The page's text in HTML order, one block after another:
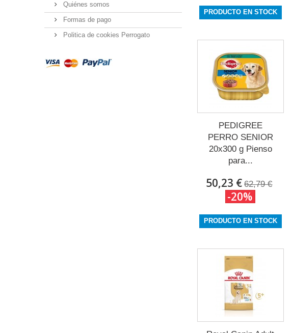
Quiénes somos
Formas de pago
Politica de cookies Perrogato
PRODUCTO EN STOCK
PEDIGREE
PERRO SENIOR
20x300 g Pienso
para...
50,23 € 62,79 €
-20%
PRODUCTO EN STOCK